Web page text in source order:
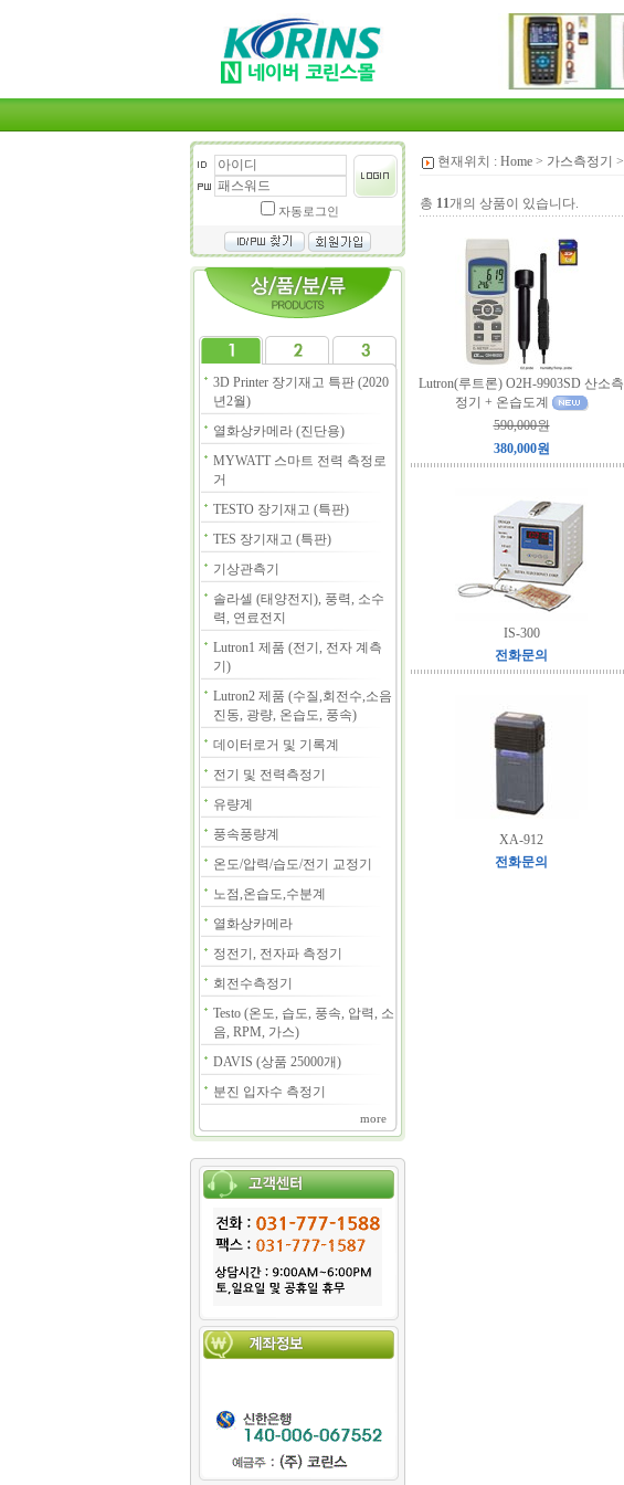
자동로그인
3D Printer 장기재고 특판 (2020
년2월)
열화상카메라 (진단용)
MYWATT 스마트 전력 측정로
거
TESTO 장기재고 (특판)
TES 장기재고 (특판)
기상관측기
솔라셀 (태양전지), 풍력, 소수
력, 연료전지
Lutron1 제품 (전기, 전자 계측
기)
Lutron2 제품 (수질,회전수,소음
진동, 광량, 온습도, 풍속)
데이터로거 및 기록계
전기 및 전력측정기
유량계
풍속풍량계
온도/압력/습도/전기 교정기
노점,온습도,수분계
열화상카메라
정전기, 전자파 측정기
회전수측정기
Testo (온도, 습도, 풍속, 압력, 소
음, RPM, 가스)
DAVIS (상품 25000개)
분진 입자수 측정기
more
현재위치 : Home > 가스측정기 >
총 11개의 상품이 있습니다.
Lutron(루트론) O2H-9903SD 산소측
정기 + 온습도계
590,000원
380,000원
IS-300
전화문의
XA-912
전화문의